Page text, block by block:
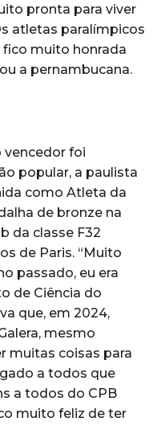
pronta para viver
atletas paralímpicos
fico muito honrada
a pernambucana.
vencedor foi
popular, a paulista
como Atleta da
de bronze na
da classe F32
de Paris. “Muito
passado, eu era
de Ciência do
que, em 2024,
mesmo
muitas coisas para
a todos que
a todos do CPB
muito feliz de ter